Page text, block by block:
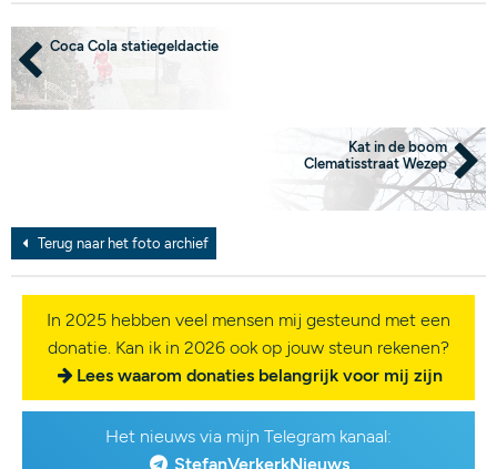
Coca Cola statiegeldactie
Kat in de boom
Clematisstraat Wezep
Terug naar het foto archief
In 2025 hebben veel mensen mij gesteund met een
donatie. Kan ik in 2026 ook op jouw steun rekenen?
Lees waarom donaties belangrijk voor mij zijn
Het nieuws via mijn Telegram kanaal:
StefanVerkerkNieuws